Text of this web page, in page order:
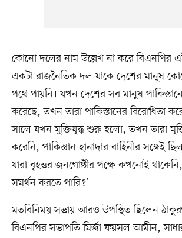
কোনো দলের নাম উল্লেখ না করে বিএনপির
একটা রাজনৈতিক দল যাকে দেশের মানুষ
পথে পায়নি। যখন দেশের সব মানুষ
করেছে, তখন তারা পাকিস্তানের বিরোধিতা
সালে যখন মুক্তিযুদ্ধ শুরু হলো, তখন তারা
করেনি, পাকিস্তান হানাদার বাহিনীর সঙ্গেই
যারা বৃহত্তর জনগোষ্ঠীর পক্ষে কখনোই
সমর্থন করতে পারি?’
মতবিনিময় সভায় আরও উপস্থিত ছিলেন
বিএনপির সভাপতি মির্জা ফয়সল আমীন,